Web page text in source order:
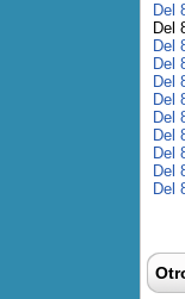
Del
Del
Del
Del
Del
Del
Del
Del
Del
Del
Del